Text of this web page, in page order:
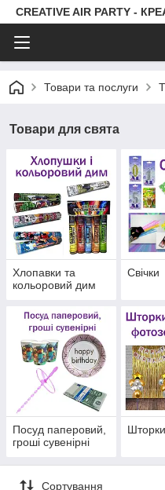
CREATIVE AIR PARTY -
Товари та послуги
Товари для свята
Хлопавки та
кольоровий дим
Свічки
Посуд паперовий,
гроші сувенірні
Шторки
Сортування